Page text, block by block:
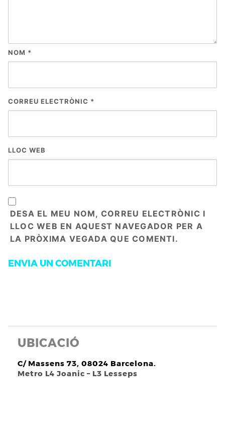
NOM *
CORREU ELECTRÒNIC *
LLOC WEB
DESA EL MEU NOM, CORREU ELECTRÒNIC I
LLOC WEB EN AQUEST NAVEGADOR PER A
LA PRÒXIMA VEGADA QUE COMENTI.
UBICACIÓ
C/ Massens 73, 08024 Barcelona.
Metro L4 Joanic – L3 Lesseps